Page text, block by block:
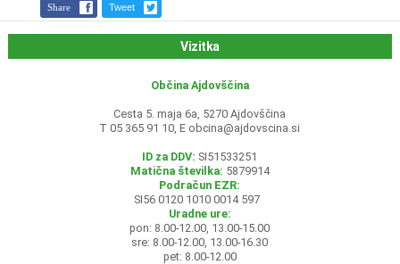
Share Tweet
Vizitka
Občina Ajdovščina
Cesta 5. maja 6a, 5270 Ajdovščina
T 05 365 91 10, E obcina@ajdovscina.si
ID za DDV: SI51533251
Matična številka: 5879914
Podračun EZR:
SI56 0120 1010 0014 597
Uradne ure:
pon: 8.00-12.00, 13.00-15.00
sre: 8.00-12.00, 13.00-16.30
pet: 8.00-12.00